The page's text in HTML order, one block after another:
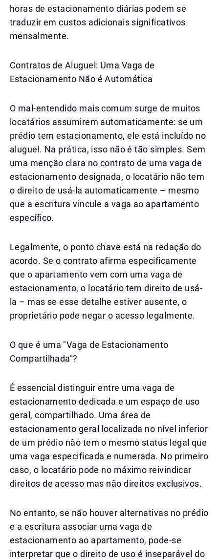
horas de estacionamento diárias podem se
traduzir em custos adicionais significativos
mensalmente.
Contratos de Aluguel: Uma Vaga de
Estacionamento Não é Automática
O mal-entendido mais comum surge de muitos
locatários assumirem automaticamente: se um
prédio tem estacionamento, ele está incluído no
aluguel. Na prática, isso não é tão simples. Sem
uma menção clara no contrato de uma vaga de
estacionamento designada, o locatário não tem
o direito de usá-la automaticamente – mesmo
que a escritura vincule a vaga ao apartamento
específico.
Legalmente, o ponto chave está na redação do
acordo. Se o contrato afirma especificamente
que o apartamento vem com uma vaga de
estacionamento, o locatário tem direito de usá-
la – mas se esse detalhe estiver ausente, o
proprietário pode negar o acesso legalmente.
O que é uma "Vaga de Estacionamento
Compartilhada"?
É essencial distinguir entre uma vaga de
estacionamento dedicada e um espaço de uso
geral, compartilhado. Uma área de
estacionamento geral localizada no nível inferior
de um prédio não tem o mesmo status legal que
uma vaga especificada e numerada. No primeiro
caso, o locatário pode no máximo reivindicar
direitos de acesso mas não direitos exclusivos.
No entanto, se não houver alternativas no prédio
e a escritura associar uma vaga de
estacionamento ao apartamento, pode-se
interpretar que o direito de uso é inseparável do